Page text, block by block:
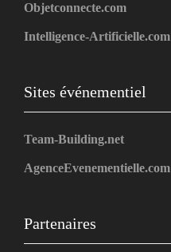
Objetconnecte.com
Intelligence-Artificielle.com
Sites événementiel
Team-Building.net
AgenceEvenementielle.com
Partenaires